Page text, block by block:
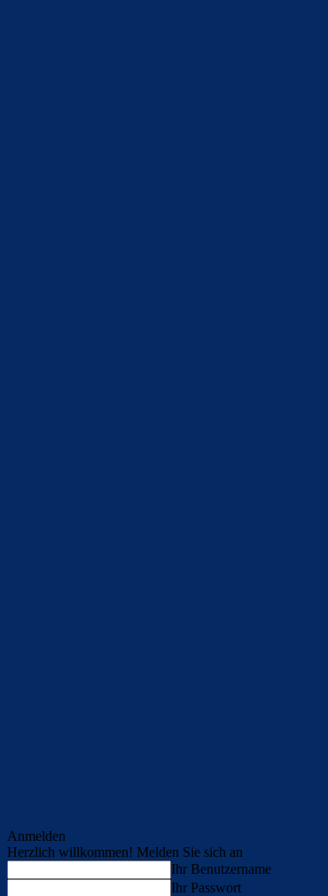
Anmelden
Herzlich willkommen! Melden Sie sich an
Ihr Benutzername
Ihr Passwort